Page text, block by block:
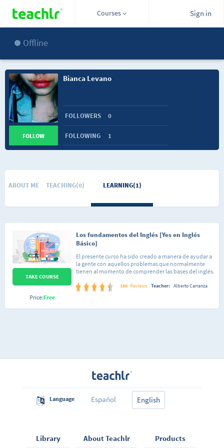
Courses Sign in
Offline
Bianca Levano
FOLLOWERS 0
FOLLOWING 1
FOLLOW
ABOUT ME TEACHING(0) LEARNING(1)
Los fundamentos del Inglés [Yes en Inglés
Básico]
El presente curso ha sido creado a manera de ayudar a
la gente con aquellos problemas que normalmente
tienen al momento de comprender las bases del inglés.
porque se usa tal o cual regla gramatical. Por lo
anterior considero oportuno mencionar que el curso
aprendizaje de este idioma aunque también será de
forma sencilla, así que no te preocupes si no tienes
ningún entendimiento del inglés, el curso está
diseñado para quienes quieren empezar desde cero a
sentir que no le entiendes a algo, con el tiempo irás
viendo que los temas se vuelven sencillos gracias a lo
visto en contenidos anteriores.
186 Reviews Teacher: Alberto Carranza
TAKE COURSE
Price:Free
Language Español English
Library About Teachlr Products